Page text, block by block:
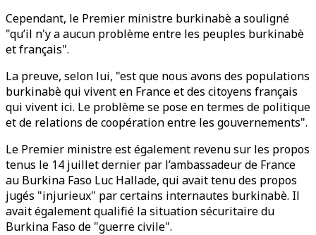
Cependant, le Premier ministre burkinabè a souligné
"qu’il n'y a aucun problème entre les peuples burkinabè
et français".
La preuve, selon lui, "est que nous avons des populations
burkinabè qui vivent en France et des citoyens français
qui vivent ici. Le problème se pose en termes de politique
et de relations de coopération entre les gouvernements".
Le Premier ministre est également revenu sur les propos
tenus le 14 juillet dernier par l’ambassadeur de France
au Burkina Faso Luc Hallade, qui avait tenu des propos
jugés "injurieux" par certains internautes burkinabè. Il
avait également qualifié la situation sécuritaire du
Burkina Faso de "guerre civile".